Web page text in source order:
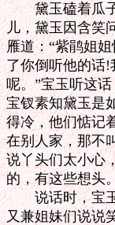
黛玉磕着瓜子
儿，黛玉因含笑
雁道：“紫鹃姐
了你倒听他的话
呢。”宝玉听这
宝钗素知黛玉是
得冷，他们惦记
在别人家，那不
说丫头们太小心
的，有这些想头
说话时，宝玉
又兼姐妹们说说